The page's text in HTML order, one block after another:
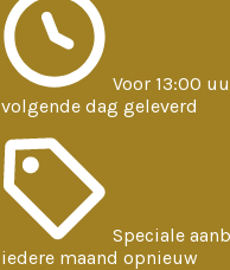
Voor 13:00
volgende dag geleverd
Speciale
iedere maand opnieuw